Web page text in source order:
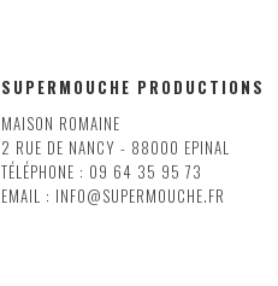
SUPERMOUCHE PRODUCTIONS
MAISON ROMAINE
2 RUE DE NANCY - 88000 EPINAL
TÉLÉPHONE : 09 64 35 95 73
EMAIL : INFO@SUPERMOUCHE.FR